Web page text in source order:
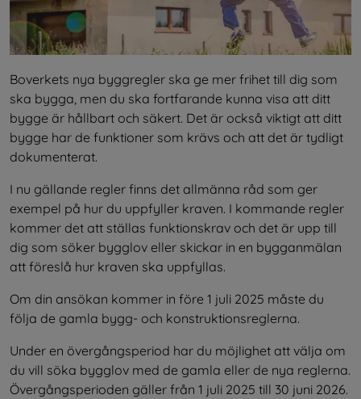
Boverkets nya byggregler ska ge mer frihet till dig som
ska bygga, men du ska fortfarande kunna visa att ditt
bygge är hållbart och säkert. Det är också viktigt att ditt
bygge har de funktioner som krävs och att det är tydligt
dokumenterat.
I nu gällande regler finns det allmänna råd som ger
exempel på hur du uppfyller kraven. I kommande regler
kommer det att ställas funktionskrav och det är upp till
dig som söker bygglov eller skickar in en bygganmälan
att föreslå hur kraven ska uppfyllas.
Om din ansökan kommer in före 1 juli 2025 måste du
följa de gamla bygg- och konstruktionsreglerna.
Under en övergångsperiod har du möjlighet att välja om
du vill söka bygglov med de gamla eller de nya reglerna.
Övergångsperioden gäller från 1 juli 2025 till 30 juni 2026.